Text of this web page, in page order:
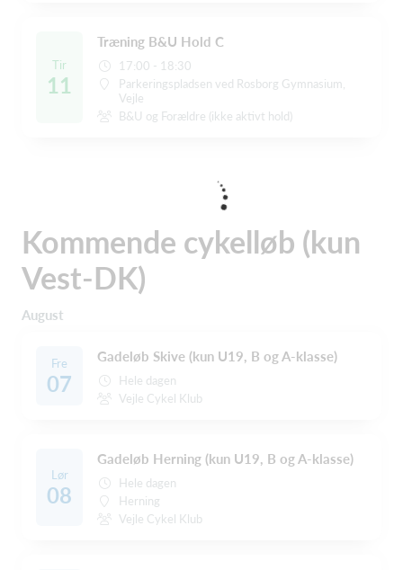
Tir
11
Træning B&U Hold C
17:00 - 18:30
Parkeringspladsen ved Rosborg Gymnasium,
Vejle
B&U og Forældre (ikke aktivt hold)
Kommende cykelløb (kun
Vest-DK)
August
Fre
07
Gadeløb Skive (kun U19, B og A-klasse)
Hele dagen
Vejle Cykel Klub
Lør
08
Gadeløb Herning (kun U19, B og A-klasse)
Hele dagen
Herning
Vejle Cykel Klub